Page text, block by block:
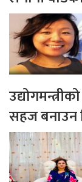
सहज बनाउन